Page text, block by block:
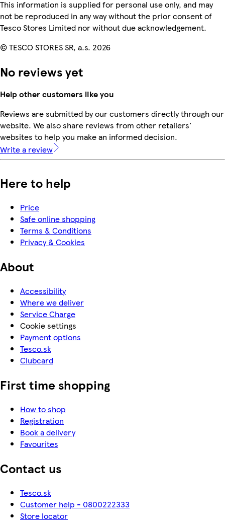
This information is supplied for personal use only, and may
not be reproduced in any way without the prior consent of
Tesco Stores Limited nor without due acknowledgement.
© TESCO STORES SR, a.s. 2026
No reviews yet
Help other customers like you
Reviews are submitted by our customers directly through our
website. We also share reviews from other retailers'
websites to help you make an informed decision.
Write a review
Here to help
Price
Safe online shopping
Terms & Conditions
Privacy & Cookies
About
Accessibility
Where we deliver
Service Charge
Cookie settings
Payment options
Tesco.sk
Clubcard
First time shopping
How to shop
Registration
Book a delivery
Favourites
Contact us
Tesco.sk
Customer help - 0800222333
Store locator